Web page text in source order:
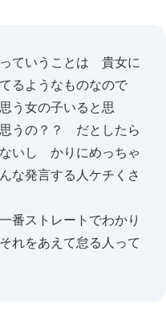
っていうことは 貴女に
るようなものなので
う女の子いると思
うの？？ だとしたら
いし かりにめっちゃ
な発言する人ケチくさ
番ストレートでわかり
れをあえて怠る人って